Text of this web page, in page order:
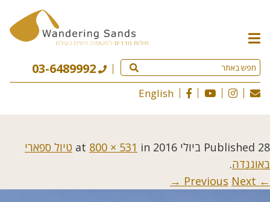
תפריט
האתר
03-6489992
English
Published 28 ביולי 2016 800 × 531 in
טיול ספארי
באוגנדה.
← Previous
Next →